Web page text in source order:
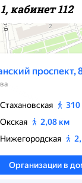
кабинет 112